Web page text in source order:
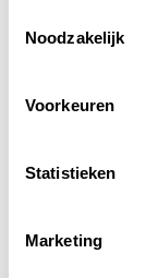
Noodzakelijk
Voorkeuren
Statistieken
Marketing